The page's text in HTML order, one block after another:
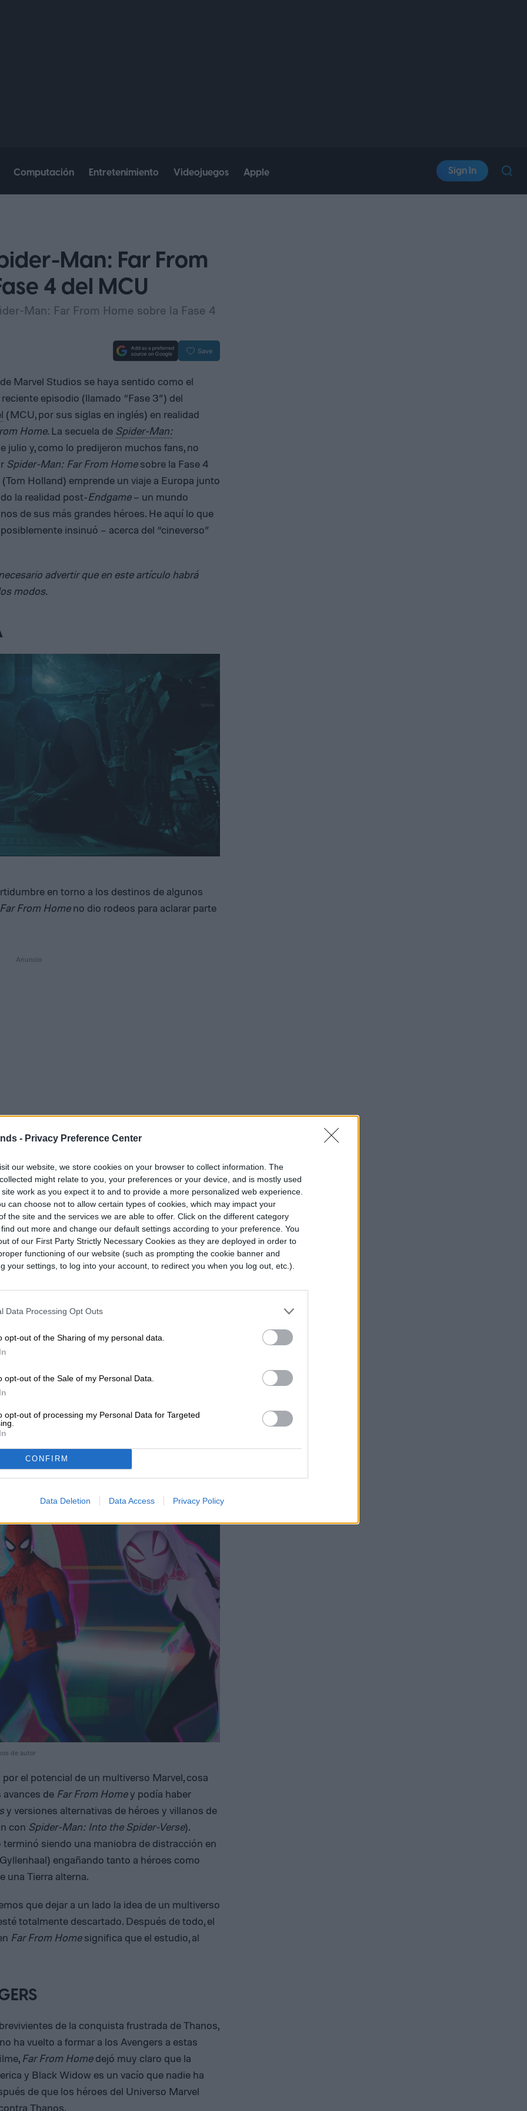
- Privacy Preference Center
our website, we store cookies on your browser to collect information. The
might relate to you, your preferences or your device, and is mostly used
work as you expect it to and to provide a more personalized web experience.
can choose not to allow certain types of cookies, which may impact your
the site and the services we are able to offer. Click on the different category
out more and change our default settings according to your preference. You
of our First Party Strictly Necessary Cookies as they are deployed in order to
functioning of our website (such as prompting the cookie banner and
your settings, to log into your account, to redirect you when you log out, etc.).
Data Processing Opt Outs
opt-out of the Sharing of my personal data.
opt-out of the Sale of my Personal Data.
opt-out of processing my Personal Data for Targeted
CONFIRM
Data Deletion Data Access Privacy Policy
Computación Entretenimiento Videojuegos Apple Sign In
Man: Far From
4 del MCU
Man: Far From Home sobre la Fase 4
Save
Marvel Studios se haya sentido como el
episodio (llamado “Fase 3”) del
(MCU, por sus siglas en inglés) en realidad
Home. La secuela de Spider-Man:
julio y, como lo predijeron muchos fans, no
Spider-Man: Far From Homesobre la Fase 4
Holland) emprende un viaje a Europa junto
la realidad post-Endgame– un mundo
de sus más grandes héroes. He aquí lo que
insinuó – acerca del “cineverso”
advertir que en este artículo habrá
modos.
en torno a los destinos de algunos
From Homeno dio rodeos para aclarar parte
un video a los estudiantes de la Escuela
revela que Tony Stark, Vision, Captain America
que se cree que están muertos en el
hubo dudas acerca del destino de Tony Stark,
los otros tres personajes, debido a las
en el tiempo y el hecho de que actualmente
y una serie de televisión, respectivamente,
de Black Widow fuera una precuela del
ahora parece mucho más intrigante,
que la estelariza está, pues… muerta (o lo
con inteligencia artificial mejorada por
AÚN
de autor
el potencial de un multiverso Marvel, cosa
de Far From Homey podía haber
y versiones alternativas de héroes y villanos de
con Spider-Man: Into the Spider-Verse).
siendo una maniobra de distracción en
engañando tanto a héroes como
una Tierra alterna.
que dejar a un lado la idea de un multiverso
totalmente descartado. Después de todo, el
Far From Homesignifica que el estudio, al
de la conquista frustrada de Thanos,
ha vuelto a formar a los Avengers a estas
Far From Homedejó muy claro que la
y Black Widow es un vacío que nadie ha
de que los héroes del Universo Marvel
Thanos.